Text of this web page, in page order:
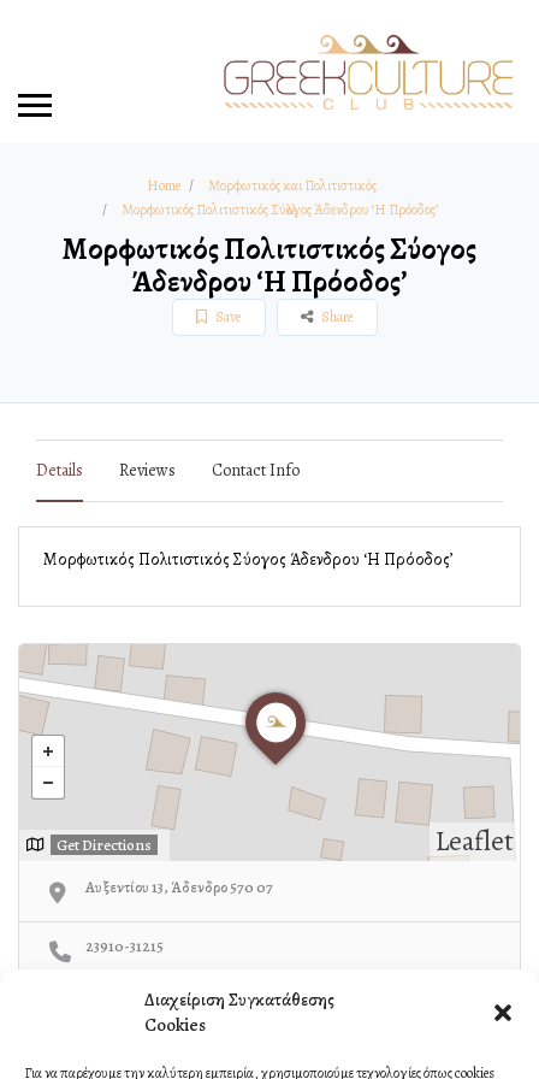
Διαχείριση Συγκατάθεσης
Cookies
Για να παρέχουμε την καλύτερη εμπειρία, χρησιμοποιούμε τεχνολογίες όπως cookies
Home
Μορφωτικός και Πολιτιστικός
Μορφωτικός Πολιτιστικός Σύλλογος Άδενδρου ‘Η Πρόοδος’
Μορφωτικός Πολιτιστικός Σύλλογος
Άδενδρου ‘Η Πρόοδος’
Save Share
Details Reviews Contact Info
Μορφωτικός Πολιτιστικός Σύλλογος Άδενδρου ‘Η Πρόοδος’
Leaflet
Get Directions
Αυξεντίου 13, Άδενδρο 570 07
23910-31215
http://proodos-adendro.blogspot.com/